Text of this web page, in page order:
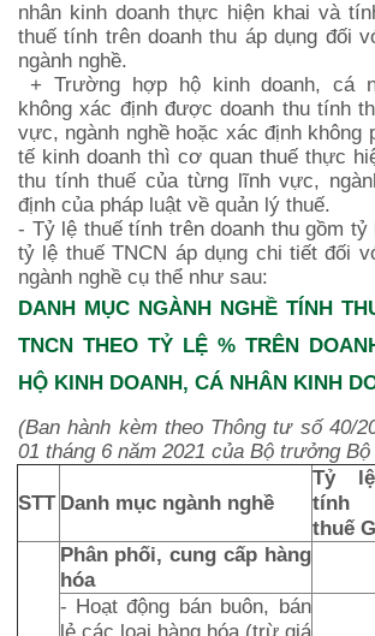
nhân kinh doanh thực hiện khai và
thuế tính trên doanh thu áp dụng đối
ngành nghề.
+ Trường hợp hộ kinh doanh, cá
không xác định được doanh thu tính
vực, ngành nghề hoặc xác định không
tế kinh doanh thì cơ quan thuế thực
thu tính thuế của từng lĩnh vực,
định của pháp luật về quản lý thuế.
- Tỷ lệ thuế tính trên doanh thu gồm tỷ
tỷ lệ thuế TNCN áp dụng chi tiết đối
ngành nghề cụ thể như sau:
DANH MỤC NGÀNH NGHỀ TÍNH
TNCN THEO TỶ LỆ % TRÊN
HỘ KINH DOANH, CÁ NHÂN KINH
(Ban hành kèm theo Thông tư số 40/
01 tháng 6 năm 2021 của Bộ trưởng
STT Danh mục ngành nghề
Tỷ
tính
thuế
Phân phối, cung cấp hàng
hóa
- Hoạt động bán buôn, bán